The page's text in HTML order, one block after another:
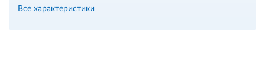
Все характеристики